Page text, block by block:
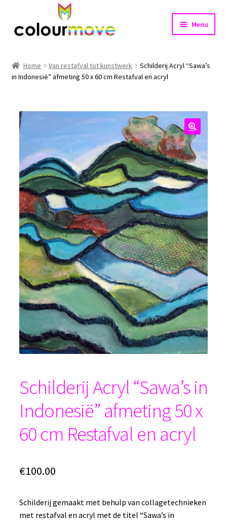
door
naar
Menu
Projecten
Nieuws
Contact
Home Van restafval tot kunstwerk
Schilderij Acryl “Sawa’s
in Indonesië” afmeting 50 x 60 cm Restafval en acryl
🔍
Schilderij Acryl “Sawa’s in
Indonesië” afmeting 50 x
60 cm Restafval en acryl
€100.00
Schilderij gemaakt met behulp van collagetechnieken
met restafval en acryl met de titel “Sawa’s in